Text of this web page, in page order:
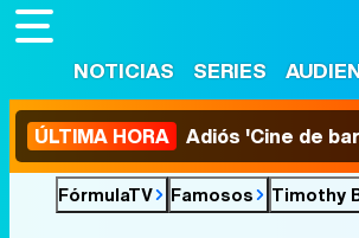
NOTICIAS SERIES
ÚLTIMA HORA Adiós 'Cine de
FórmulaTV Famosos Timothy